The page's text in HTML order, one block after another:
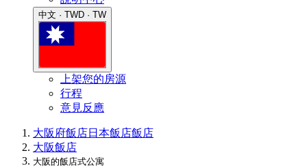
中文 · TWD · TW
上架您的房源
行程
意見反應
大阪府飯店日本飯店飯店
大阪飯店
大阪的飯店式公寓